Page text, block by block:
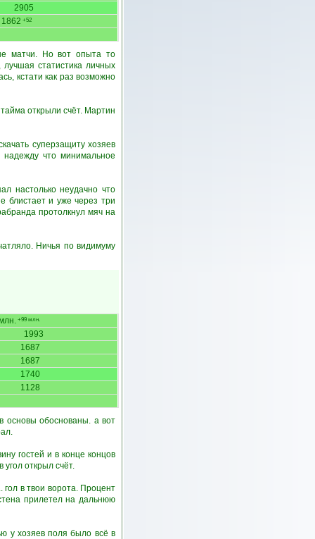
2905
1862 +52
матчи. Но вот опыта то
статистика личных
кстати как раз возможно
открыли счёт. Мартин
суперзащиту хозяев
что минимальное
настолько неудачно что
блистает и уже через три
протолкнул мяч на
Ничья по видимуму
+99 млн.
1993
1687
1687
1740
1128
основы обоснованы. а вот
гостей и в конце концов
открыл счёт.
гол в твои ворота. Процент
прилетел на дальнюю
у хозяев поля было всё в